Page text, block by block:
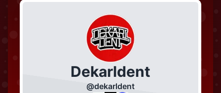
Dekarldent
@dekarldent